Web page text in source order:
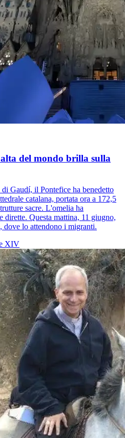
del mondo brilla sulla
Gaudí, il Pontefice ha benedetto
catalana, portata ora a 172,5
sacre. L'omelia ha
dirette. Questa mattina, 11 giugno,
dove lo attendono i migranti.
XIV